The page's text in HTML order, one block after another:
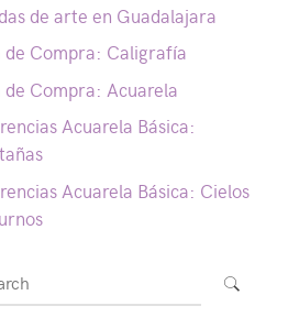
de arte en Guadalajara
de Compra: Caligrafía
de Compra: Acuarela
Acuarela Básica:
Acuarela Básica: Cielos
SEARCH